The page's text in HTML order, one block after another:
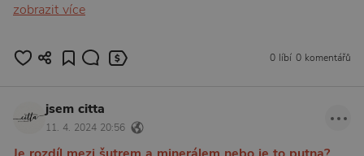
zobrazit více
0 líbí 0 komentářů
jsem citta
11. 4. 2024 20:56